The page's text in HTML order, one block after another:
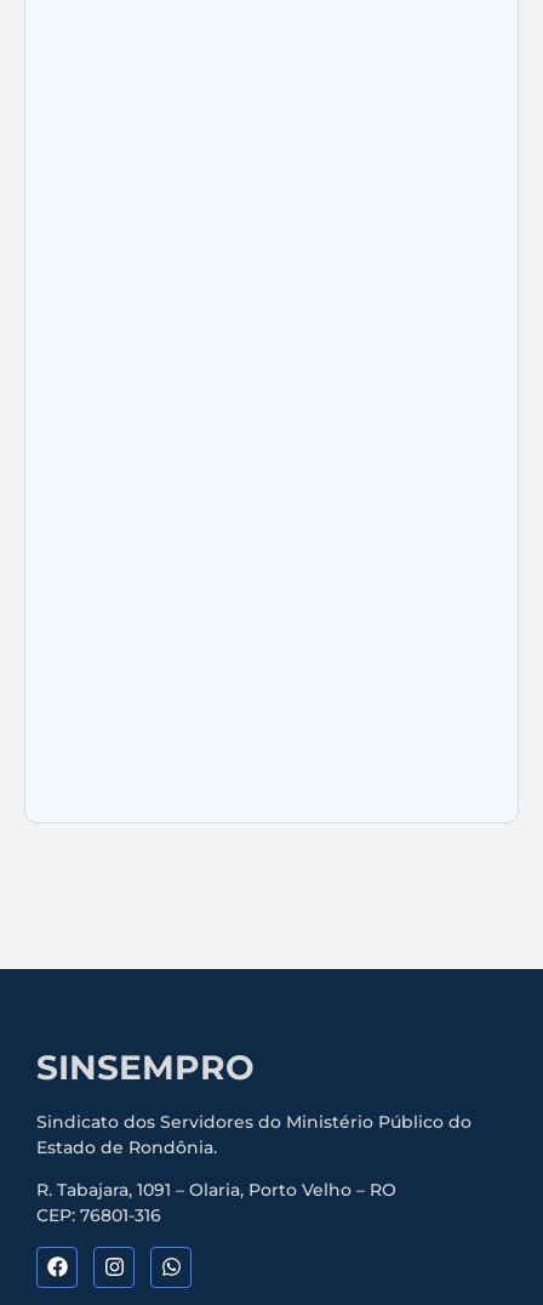
SINSEMPRO
Sindicato dos Servidores do Ministério Público do
Estado de Rondônia.
R. Tabajara, 1091 – Olaria, Porto Velho – RO
CEP: 76801-316